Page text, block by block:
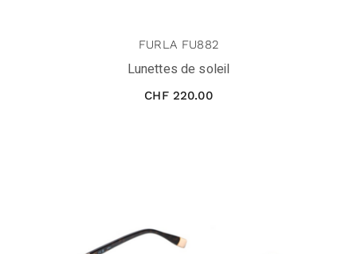
FURLA FU882
Lunettes de soleil
CHF220.00